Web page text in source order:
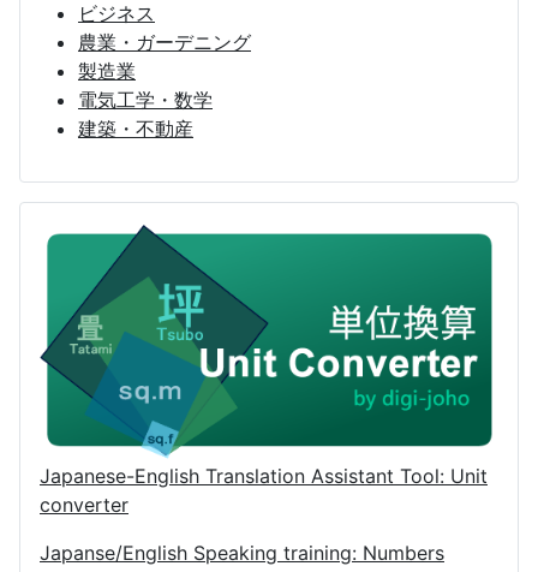
ビジネス
農業・ガーデニング
製造業
電気工学・数学
建築・不動産
Japanese-English Translation Assistant Tool: Unit
converter
Japanse/English Speaking training: Numbers